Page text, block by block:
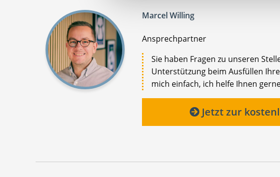
Marcel Willing
Ansprechpartner
Sie haben Fragen zu unseren
Unterstützung beim Ausfüllen
mich einfach, ich helfe Ihnen
Jetzt zur